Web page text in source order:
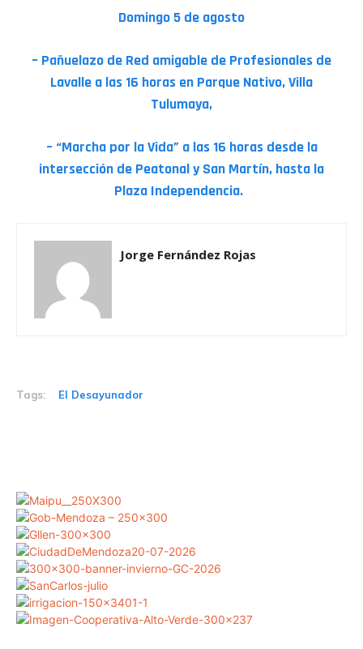
Domingo 5 de agosto
– Pañuelazo de Red amigable de Profesionales de
Lavalle a las 16 horas en Parque Nativo, Villa
Tulumaya,
– “Marcha por la Vida” a las 16 horas desde la
intersección de Peatonal y San Martín, hasta la
Plaza Independencia.
Jorge Fernández Rojas
Tags: El Desayunador